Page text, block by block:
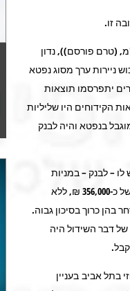
זו.
המאוחד בע"מ, (טרם פורסם)), נדון
ניירות ערך מסוג נפטא
יתפרסמו תוצאות
הקידוחים היו שליליות
בנפטא והיה לבנק
– לבנק – במניות
נפטא. היפוכו של דבר. כבעל עניין, התיר הבנק לתובעים להימצא ביתרת חובה של כ-356,000 ₪, ללא
כרוך בסיכון גבוה.
דבר השידול היה
בתל אביב בעניין